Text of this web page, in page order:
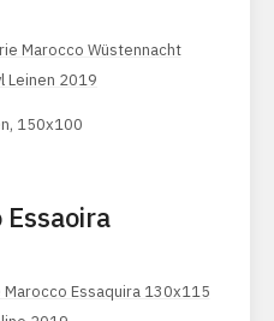
150x100
Essaoira